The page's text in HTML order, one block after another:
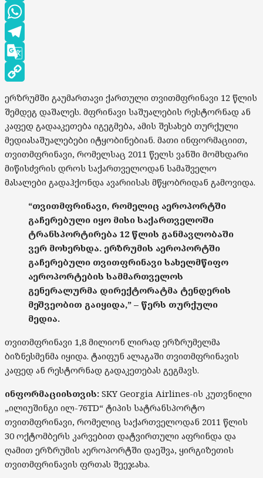
LinkedIn
WhatsApp
Telegram
Google
Link
ერზრუმში გაუმართავი ქართული თვითმფრინავი 12 წლის
შემდეგ დაშალეს. მფრინავი საშუალების რესტორნად ან
კაფედ გადააკეთება იგეგმება, ამის შესახებ თურქული
მედიასაშუალებები იტყობინებიან. მათი ინფორმაციით,
თვითმფრინავი, რომელსაც 2011 წელს ვანში მომხდარი
მიწისძვრის დროს საქართველოდან სამაშველო
მასალები გადაჰქონდა ავარიისას მწყობრიდან გამოვიდა.
“თვითმფრინავი, რომელიც აეროპორტში
გაჩერებული იყო მისი საქართველოში
ტრანსპორტირება 12 წლის განმავლობაში
ვერ მოხერხდა. ერზრუმის აეროპორტში
გაჩერებული თვითფრინავი სახელმწიფო
აეროპორტების სამმართველოს
გენერალურმა დირექტორატმა ტენდერის
მეშვეობით გაიყიდა,” – წერს თურქული
მედია.
თვითმფრინავი 1,8 მილიონ ლირად ერზრუმელმა
ბიზნესმენმა იყიდა. ტაიფუნ ალაგაში თვითმფრინავის
კაფედ ან რესტორნად გადაკეთებას გეგმავს.
ინფორმაციისთვის: SKY Georgia Airlines-ის კუთვნილი
„ილიუშინგი ილ-76TD“ ტიპის სატრანსპორტო
თვითმფრინავი, რომელიც საქართველოდან 2011 წლის
30 ოქტომბერს კარვებით დატვირთული აფრინდა და
ღამით ერზრუმის აეროპორტში დაეშვა, ყირგიზეთის
თვითმფრინავის ფრთას შეეჯახა.